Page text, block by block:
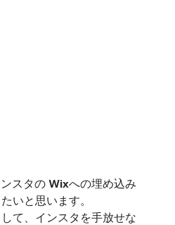
スタの Wixへの埋め込み
いと思います。
て、インスタを手放せな